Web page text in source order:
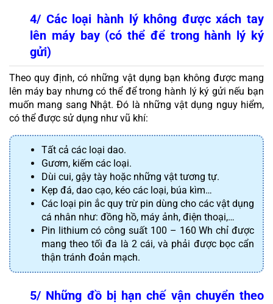
4/ Các loại hành lý không được xách tay
lên máy bay (có thể để trong hành lý ký
gửi)
Theo quy định, có những vật dụng bạn không được mang
lên máy bay nhưng có thể để trong hành lý ký gửi nếu bạn
muốn mang sang Nhật. Đó là những vật dụng nguy hiểm,
có thể được sử dụng như vũ khí:
Tất cả các loại dao.
Gươm, kiếm các loại.
Dùi cui, gậy tày hoặc những vật tương tự.
Kẹp đá, dao cạo, kéo các loại, búa kìm…
Các loại pin ắc quy trừ pin dùng cho các vật dụng
cá nhân như: đồng hồ, máy ảnh, điện thoại,…
Pin lithium có công suất 100 – 160 Wh chỉ được
mang theo tối đa là 2 cái, và phải được bọc cẩn
thận tránh đoản mạch.
5/ Những đồ bị hạn chế vận chuyển theo